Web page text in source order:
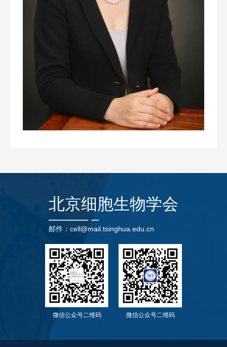
微信公众号二维码 微信公众号二维码
北京细胞生物学会
邮件：cell@mail.tsinghua.edu.cn